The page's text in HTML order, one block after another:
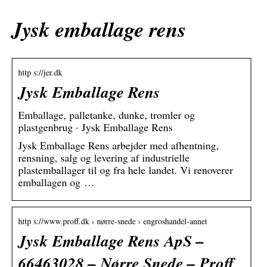
Jysk emballage rens
http s://jer.dk
Jysk Emballage Rens
Emballage, palletanke, dunke, tromler og
plastgenbrug · Jysk Emballage Rens
Jysk Emballage Rens arbejder med afhentning,
rensning, salg og levering af industrielle
plastemballager til og fra hele landet. Vi renoverer
emballagen og …
http s://www.proff.dk › nørre-snede › engroshandel-annet
Jysk Emballage Rens ApS –